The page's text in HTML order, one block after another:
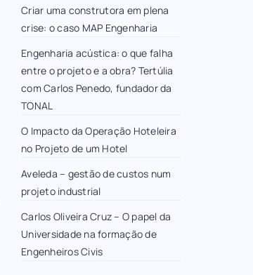
Criar uma construtora em plena
crise: o caso MAP Engenharia
Engenharia acústica: o que falha
entre o projeto e a obra? Tertúlia
com Carlos Penedo, fundador da
TONAL
O Impacto da Operação Hoteleira
no Projeto de um Hotel
Aveleda – gestão de custos num
projeto industrial
Carlos Oliveira Cruz – O papel da
Universidade na formação de
Engenheiros Civis